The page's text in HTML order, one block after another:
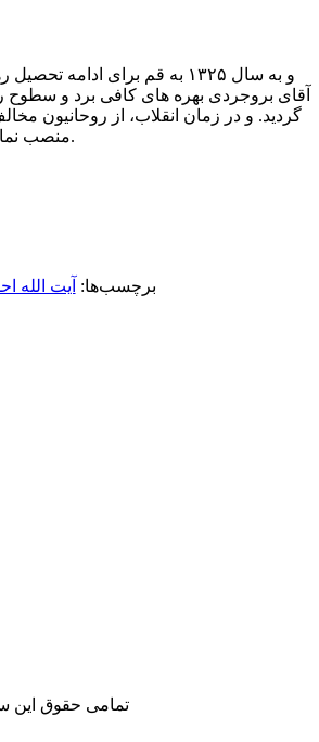
و به سال ۱۳۲۵ به قم برای
آقای بروجردی بهره های کافی برد و سطوح
منصب نماز جمعه را داشت. و هم اکنون ایام کهولت را در خدمت مردم در صومعه سرا می گذراند. توفیقات ایشان را از خداوند مسئلت دارم.
برچسب‌ها: آیت الله
تمامی حقوق این